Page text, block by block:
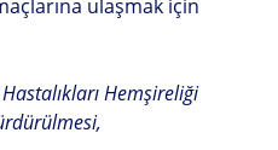
ulaşmak için
Hemşireliği